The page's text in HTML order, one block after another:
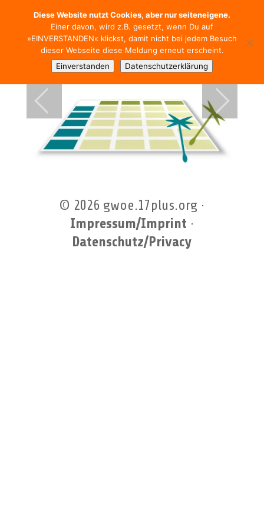
© 2026 gwoe.17plus.org ·
Impressum/Imprint ·
Datenschutz/Privacy
Diese Website nutzt Cookies, aber nur seiteneigene.
Einer davon, wird z.B. gesetzt, wenn Du auf
»EINVERSTANDEN« klickst, damit nicht bei jedem Besuch
dieser Webseite diese Meldung erneut erscheint.
Einverstanden
Datenschutzerklärung